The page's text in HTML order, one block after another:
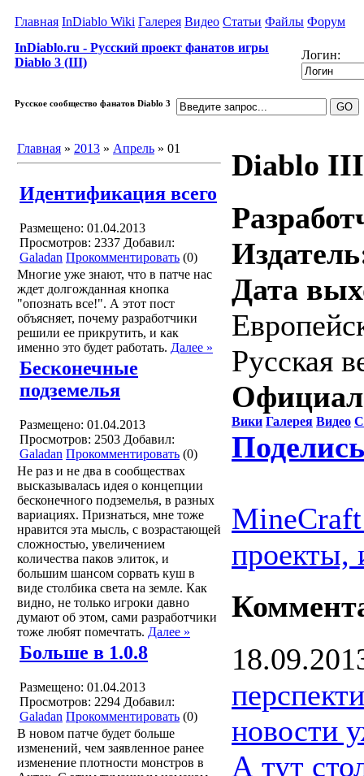
Главная InDiablo Wiki Галерея Видео Статьи Файлы Форум
InDiablo.ru - Русский проект фанатов игры
Diablo 3 (III)
Логин:
Русское сообщество фанатов Diablo 3
Главная » 2013 » Апрель » 01
Идентификация всего
Размещено: 01.04.2013
Просмотров: 2337 Добавил:
Galadan Прокомментировать (0)
Многие уже знают, что в патче нас
ждет долгожданная кнопка
"опознать все!". А этот пост
объясняет, почему разработчики
решили ее прикрутить, и как
именно это будет работать. Далее »
Бесконечные
подземелья
Размещено: 01.04.2013
Просмотров: 2503 Добавил:
Galadan Прокомментировать (0)
Не раз и не два в сообществах
высказывалась идея о концепции
бесконечного подземелья, в разных
вариациях. Признаться, мне тоже
нравится эта мысль, с возрастающей
сложностью, увеличением
количества паков элиток, и
большим шансом сорвать куш в
виде столбика света на земле. Как
видно, не только игроки давно
думают об этом, сами разработчики
тоже любят помечтать. Далее »
Больше в 1.0.8
Размещено: 01.04.2013
Просмотров: 2294 Добавил:
Galadan Прокомментировать (0)
В новом патче будет больше
изменений, чем заявленное ранее
изменение плотности монстров в
Diablo III
Дата
Русская
Вики Галерея Видео
проекты,
новости
А тут